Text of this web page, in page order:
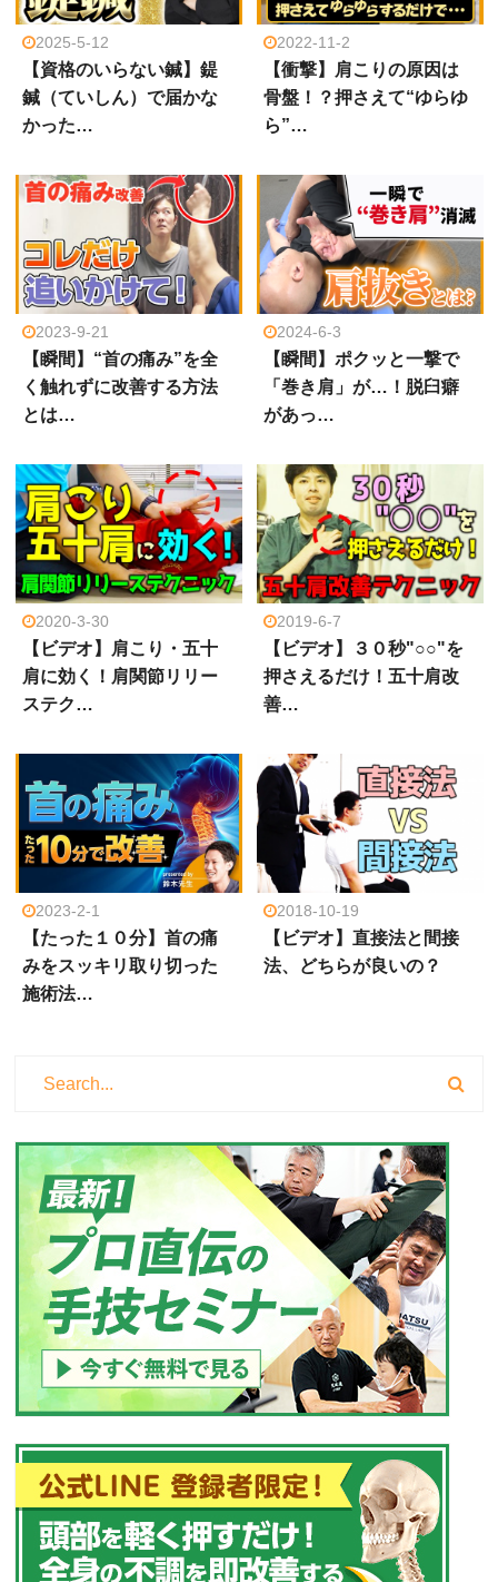
2025-5-12
【資格のいらない鍼】鍉
鍼（ていしん）で届かな
かった…
2022-11-2
【衝撃】肩こりの原因は
骨盤！？押さえて“ゆらゆ
ら”…
2023-9-21
【瞬間】“首の痛み”を全
く触れずに改善する方法
とは…
2024-6-3
【瞬間】ポクッと一撃で
「巻き肩」が…！脱臼癖
があっ…
2020-3-30
【ビデオ】肩こり・五十
肩に効く！肩関節リリー
ステク…
2019-6-7
【ビデオ】３０秒"○○"を
押さえるだけ！五十肩改
善…
2023-2-1
【たった１０分】首の痛
みをスッキリ取り切った
施術法…
2018-10-19
【ビデオ】直接法と間接
法、どちらが良いの？